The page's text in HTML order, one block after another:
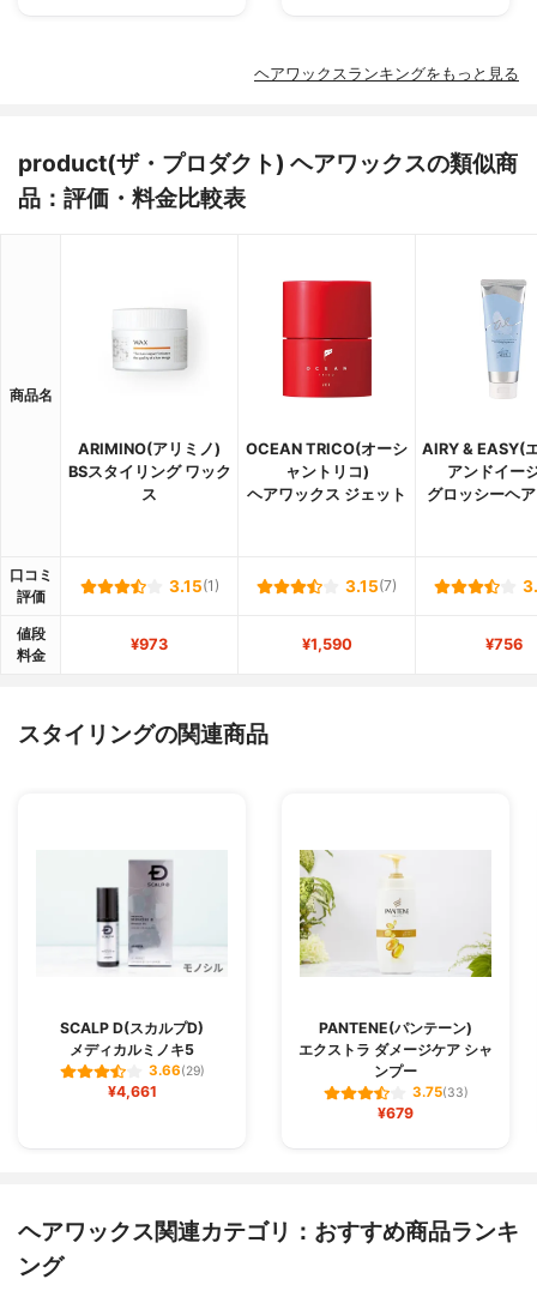
ヘアワックスランキングをもっと見る
product(ザ・プロダクト) ヘアワックスの類似商
品：評価・料金比較表
商品名
ARIMINO(アリミノ)
BSスタイリング ワック
ス
OCEAN TRICO(オーシ
ャントリコ)
ヘアワックス ジェット
AIRY & EASY(
アンドイー
グロッシーヘ
口コミ
評価
3.15(1) 3.15(7)
値段
料金
¥973 ¥1,590 ¥756
スタイリングの関連商品
SCALP D(スカルプD)
メディカルミノキ5
3.66(29)
¥4,661
PANTENE(パンテーン)
エクストラ ダメージケア シャ
ンプー
3.75(33)
¥679
ヘアワックス関連カテゴリ：おすすめ商品ランキ
ング